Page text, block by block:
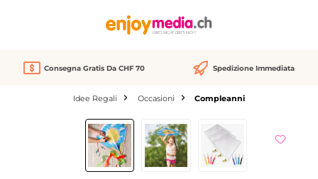
Consegna Gratis Da CHF 70 Spedizione Immediata
Idee Regali Occasioni Compleanni
Salta la galleria di immagini